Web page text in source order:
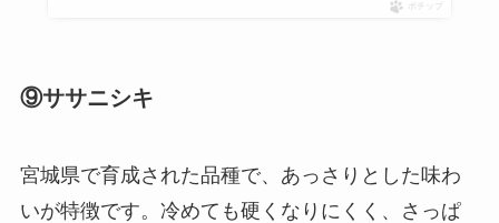
ポチップ
⑨ササニシキ
宮城県で育成された品種で、あっさりとした味わ
いが特徴です。冷めても硬くなりにくく、さっぱ